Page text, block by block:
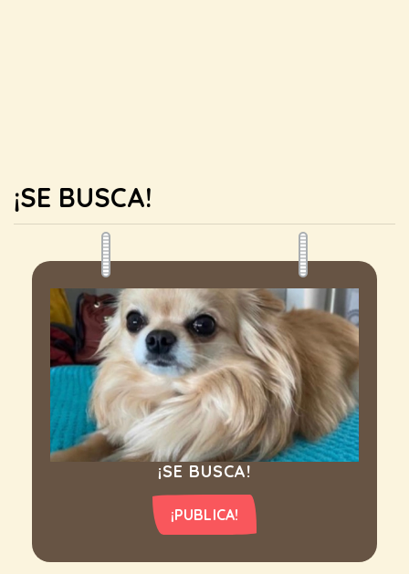
¡SE BUSCA!
¡SE BUSCA!
¡PUBLICA!